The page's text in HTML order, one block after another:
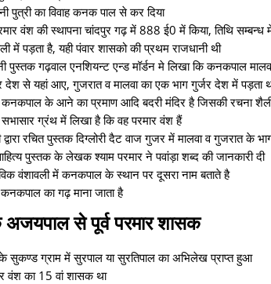
पुत्री का विवाह कनक पाल से कर दिया
वंश की स्थापना चांदपुर गढ़ में 888 ई0 में किया, तिथि सम्बन्ध
में पड़ता है, यही पंवार शासको की प्रथम राजधानी थी
पुस्तक गढ़वाल एनशियन्ट एन्ड मॉर्डन मे लिखा कि कनकपाल
से यहां आए, गुजरात व मालवा का एक भाग गुर्जर देश में पड़ता
के आने का प्रमाण आदि बदरी मंदिर है जिसकी रचना
ग्रंथ में लिखा है कि वह परमार वंश हैं
रचित पुस्तक दिग्लोरी दैट वाज गुजर में मालवा व गुजरात के
पुस्तक के लेखक श्याम परमार ने पवांड़ा शब्द की जानकारी दी
वंशावली में कनकपाल के स्थान पर दूसरा नाम बताते है
का गढ़ माना जाता है
अजयपाल से पूर्व परमार शासक
सुकण्ड ग्राम में सुरपाल या सुरतिपाल का अभिलेख प्राप्त हुआ
वंश का 15 वां शासक था